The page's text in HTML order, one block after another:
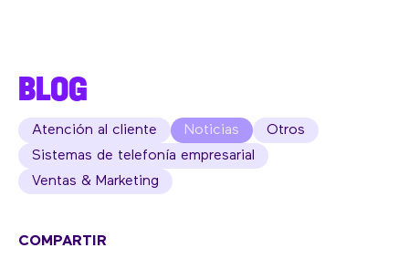
BLOG
Atención al cliente Noticias
Otros
Sistemas de telefonía empresarial
Ventas & Marketing
COMPARTIR